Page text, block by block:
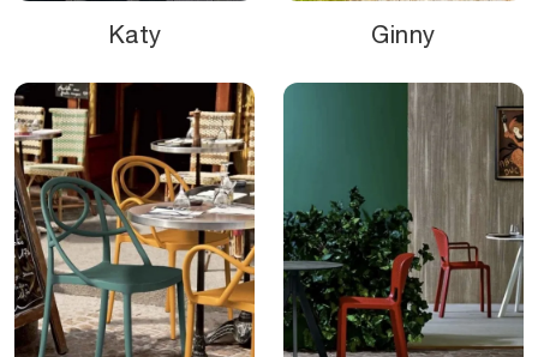
Katy Ginny